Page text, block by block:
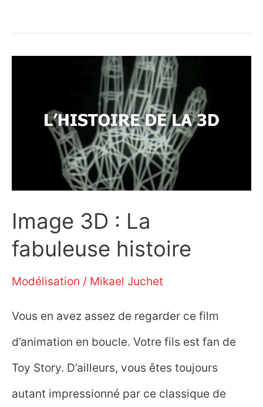
Image 3D : La
fabuleuse histoire
Modélisation / Mikael Juchet
Vous en avez assez de regarder ce film
d’animation en boucle. Votre fils est fan de
Toy Story. D’ailleurs, vous êtes toujours
autant impressionné par ce classique de